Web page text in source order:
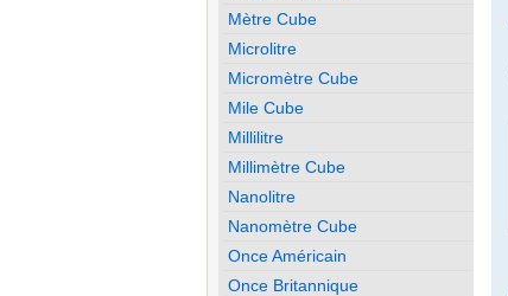
Mètre Cube
Microlitre
Micromètre Cube
Mile Cube
Millilitre
Millimètre Cube
Nanolitre
Nanomètre Cube
Once Américain
Once Britannique